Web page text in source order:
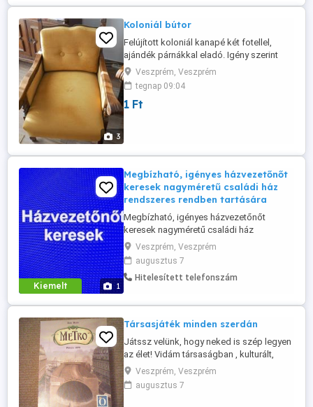
3
Koloniál bútor
Felújított koloniál kanapé két fotellel,
ajándék párnákkal eladó. Igény szerint
dohányzó asztallal is! Ár: megegyezés
szerint
Veszprém, Veszprém
tegnap 09:04
1 Ft
Kiemelt 1
Megbízható, igényes házvezetőnőt
keresek nagyméretű családi ház
rendszeres rendben tartására
Megbízható, igényes házvezetőnőt
keresek nagyméretű családi ház
takarítására, rendszeres rendben
tartására. Lakhatás megoldható.
Jelentkezést önéletrajzzal vagy rövid,
bemutatkozással várok.
Veszprém, Veszprém
augusztus 7
Hitelesített telefonszám
Társasjáték minden szerdán
Játssz velünk, hogy neked is szép legyen
az élet! Vidám társaságban , kulturált,
füst- és alkoholmentes közösségben
várunk minden szerdán 17:30-tól,
Veszprém, Aulich Lajos utca 3. szám alatt.
Veszprém, Veszprém
augusztus 7